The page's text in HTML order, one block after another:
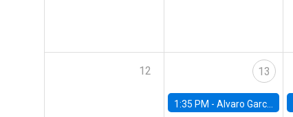
12 13
1:35 PM - Alvaro Garcia-Marin, Universidad de Los Andes